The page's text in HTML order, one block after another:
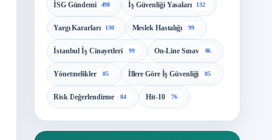
İSG Gündemi 498 İş Güvenliği Yasaları 132
Yargı Kararları 130 Meslek Hastalığı 99
İstanbul İş Cinayetleri 99 On-Line Sınav 86
Yönetmelikler 85 İllere Göre İş Güvenliği 85
Risk Değerlendirme 84 Hit-10 76